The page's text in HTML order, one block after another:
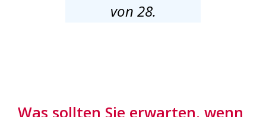
von 28.
Was sollten Sie erwarten, wenn